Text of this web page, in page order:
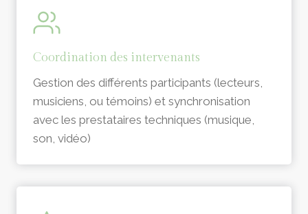
Coordination des intervenants
Gestion des différents participants (lecteurs,
musiciens, ou témoins) et synchronisation
avec les prestataires techniques (musique,
son, vidéo)